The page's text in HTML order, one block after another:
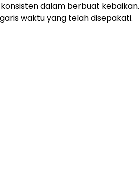
dalam berbuat kebaikan.
waktu yang telah disepakati.